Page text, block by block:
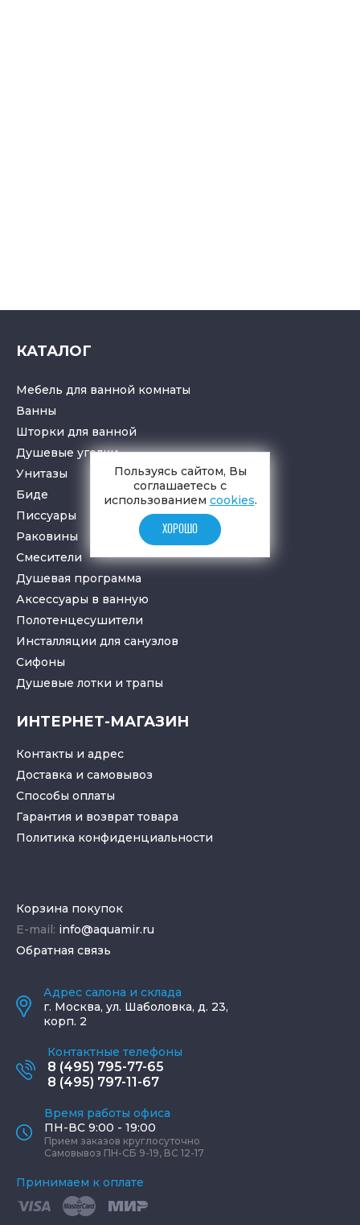
КАТАЛОГ
Мебель для ванной комнаты
Ванны
Шторки для ванной
Душевые уголки
Унитазы
Биде
Писсуары
Раковины
Смесители
Душевая программа
Аксессуары в ванную
Полотенцесушители
Инсталляции для санузлов
Cифоны
Душевые лотки и трапы
ИНТЕРНЕТ-МАГАЗИН
Контакты и адрес
Доставка и самовывоз
Способы оплаты
Гарантия и возврат товара
Политика конфиденциальности
Корзина покупок
E-mail: info@aquamir.ru
Обратная связь
Адрес салона и склада
г. Москва, ул. Шаболовка, д. 23,
корп. 2
Контактные телефоны
8 (495) 795-77-65
8 (495) 797-11-67
Время работы офиса
ПН-ВС 9:00 - 19:00
Прием заказов круглосуточно
Самовывоз ПН-СБ 9-19, ВС 12-17
Принимаем к оплате
Пользуясь сайтом, Вы
соглашаетесь с
использованием cookies.
ХОРОШО